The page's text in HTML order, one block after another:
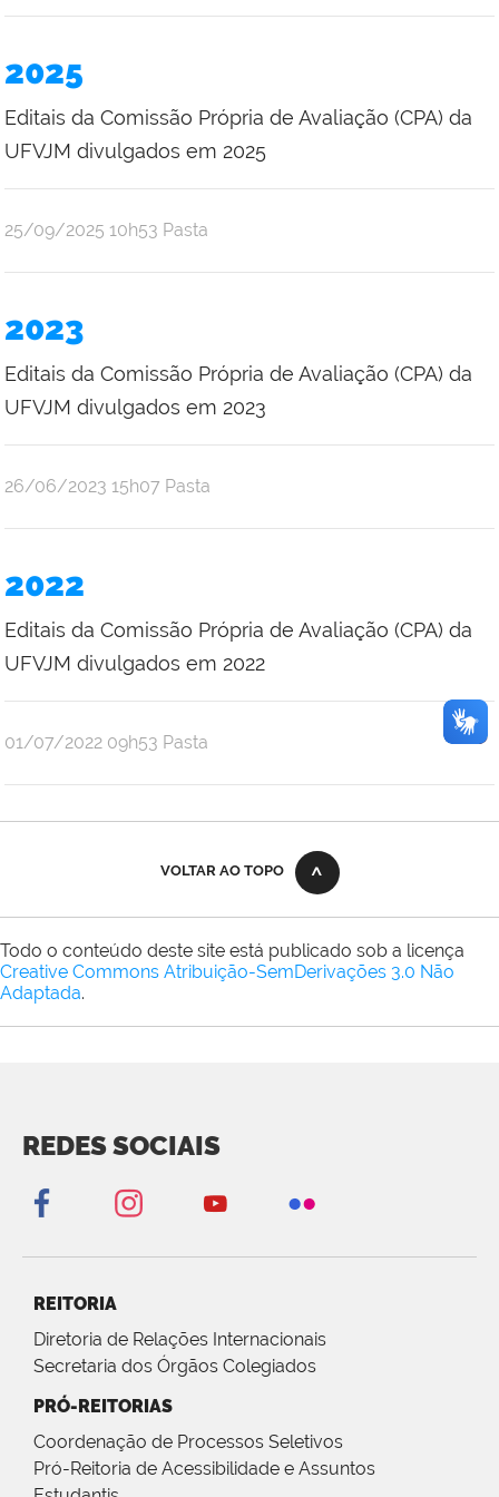
2025
Editais da Comissão Própria de Avaliação (CPA) da
UFVJM divulgados em 2025
publicado
25/09/2025 10h53 Pasta
2023
Editais da Comissão Própria de Avaliação (CPA) da
UFVJM divulgados em 2023
publicado
26/06/2023 15h07 Pasta
2022
Editais da Comissão Própria de Avaliação (CPA) da
UFVJM divulgados em 2022
publicado
01/07/2022 09h53 Pasta
VOLTAR AO TOPO
Todo o conteúdo deste site está publicado sob a licença
Creative Commons Atribuição-SemDerivações 3.0 Não
Adaptada.
REDES SOCIAIS
REITORIA
Diretoria de Relações Internacionais
Secretaria dos Órgãos Colegiados
PRÓ-REITORIAS
Coordenação de Processos Seletivos
Pró-Reitoria de Acessibilidade e Assuntos